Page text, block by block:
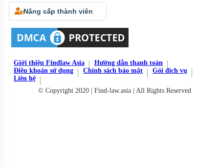
Nâng cấp thành viên
Giới thiệu Findlaw Asia
Hướng dẫn thanh toán
Điều khoản sử dụng
Chính sách bảo mật
Gói dịch vụ
Liên hệ
© Copyright 2020 | Find-law.asia | All Rights Reserved